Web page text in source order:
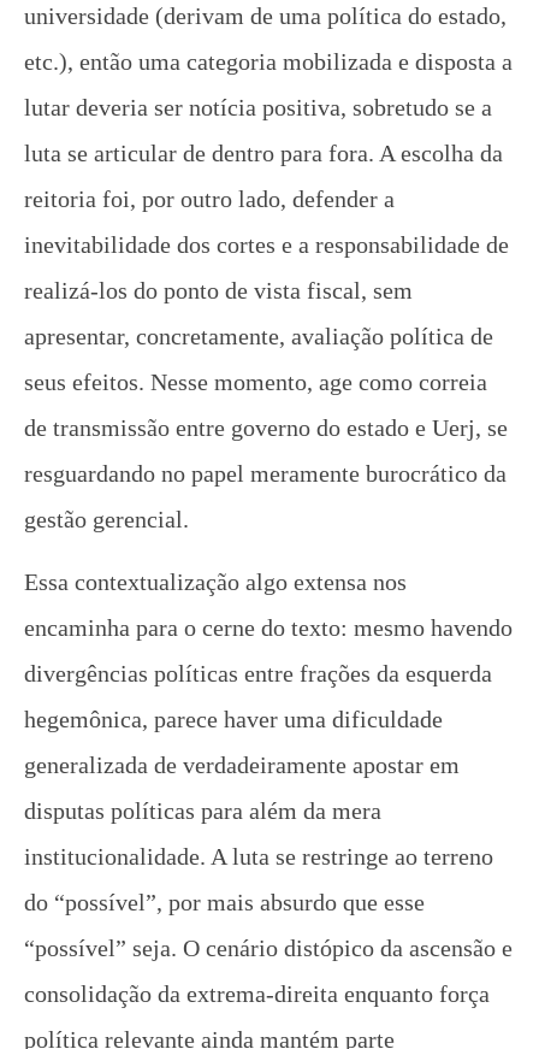
universidade (derivam de uma política do estado,
etc.), então uma categoria mobilizada e disposta a
lutar deveria ser notícia positiva, sobretudo se a
luta se articular de dentro para fora. A escolha da
reitoria foi, por outro lado, defender a
inevitabilidade dos cortes e a responsabilidade de
realizá-los do ponto de vista fiscal, sem
apresentar, concretamente, avaliação política de
seus efeitos. Nesse momento, age como correia
de transmissão entre governo do estado e Uerj, se
resguardando no papel meramente burocrático da
gestão gerencial.
Essa contextualização algo extensa nos
encaminha para o cerne do texto: mesmo havendo
divergências políticas entre frações da esquerda
hegemônica, parece haver uma dificuldade
generalizada de verdadeiramente apostar em
disputas políticas para além da mera
institucionalidade. A luta se restringe ao terreno
do “possível”, por mais absurdo que esse
“possível” seja. O cenário distópico da ascensão e
consolidação da extrema-direita enquanto força
política relevante ainda mantém parte